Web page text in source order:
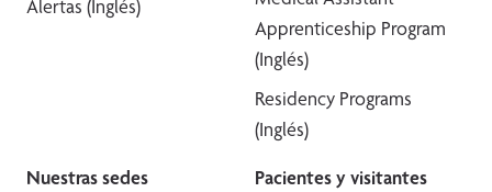
Alertas (Inglés)
Apprenticeship Program
(Inglés)
Residency Programs
(Inglés)
Nuestras sedes
Pacientes y visitantes